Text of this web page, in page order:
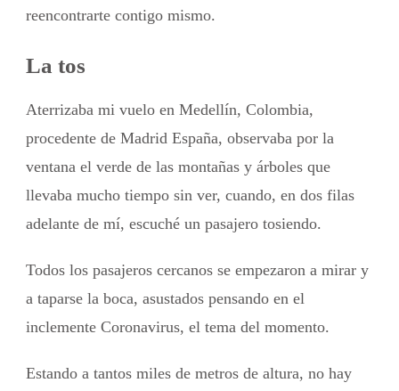
reencontrarte contigo mismo.
La tos
Aterrizaba mi vuelo en Medellín, Colombia,
procedente de Madrid España, observaba por la
ventana el verde de las montañas y árboles que
llevaba mucho tiempo sin ver, cuando, en dos filas
adelante de mí, escuché un pasajero tosiendo.
Todos los pasajeros cercanos se empezaron a mirar y
a taparse la boca, asustados pensando en el
inclemente Coronavirus, el tema del momento.
Estando a tantos miles de metros de altura, no hay